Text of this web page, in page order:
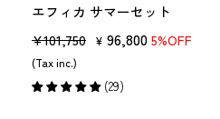
エフィカ サマーセット
販
売
価
¥101,750 セ
ル
¥ 96,800 5%OFF
(Tax inc.)
(29)